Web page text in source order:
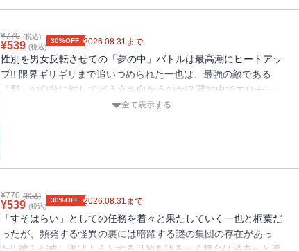
¥770 (税込)
¥539 (税込)
30%OFF 2026.08.31 まで
性別を男女反転させての「夢の中」バトルは最高潮にヒートアッ
プ!! 限界ギリギリまで追いつめられた一也は、最強の敵である
「影」の自分に対してどう立ち向かうのか!? 夢の中でエロモー
ド全開に暴走しちゃった桐葉や、突然一也の元を訪ねてきた美少
全て表示する
¥770 (税込)
¥539 (税込)
30%OFF 2026.08.31 まで
「すそはらい」としての任務を着々と果たしていく一也と桐葉だ
ったが、頻発する怪異の裏には暗躍する謎の集団の存在があっ